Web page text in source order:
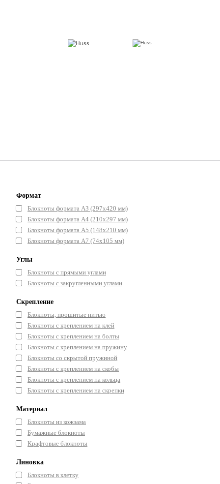
Формат
Блокноты формата А3 (297x420 мм)
Блокноты формата А4 (210x297 мм)
Блокноты формата А5 (148x210 мм)
Блокноты формата А7 (74x105 мм)
Углы
Блокноты с прямыми углами
Блокноты с закругленными углами
Скрепление
Блокноты, прошитые нитью
Блокноты с креплением на клей
Блокноты с креплением на болты
Блокноты с креплением на пружину
Блокноты со скрытой пружиной
Блокноты с креплением на скобы
Блокноты с креплением на кольца
Блокноты с креплением на скрепки
Материал
Блокноты из кожзама
Бумажные блокноты
Крафтовые блокноты
Линовка
Блокноты в клетку